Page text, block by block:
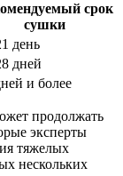
срок
сушки
день
дней
и более
продолжать
эксперты
тяжелых
нескольких